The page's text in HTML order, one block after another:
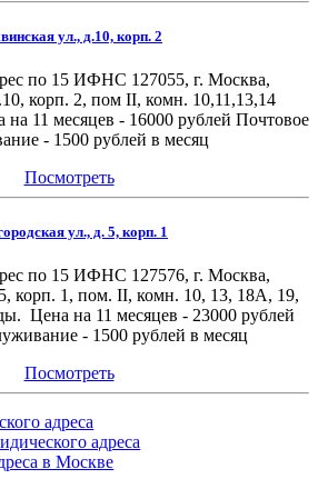
ул., д.10, корп. 2
по 15 ИФНС 127055, г. Москва,
корп. 2, пом II, комн. 10,11,13,14
11 месяцев - 16000 рублей Почтовое
- 1500 рублей в месяц
Посмотреть
ул., д. 5, корп. 1
по 15 ИФНС 127576, г. Москва,
корп. 1, пом. II, комн. 10, 13, 18А, 19,
Цена на 11 месяцев - 23000 рублей
- 1500 рублей в месяц
Посмотреть
адреса
адреса
в Москве